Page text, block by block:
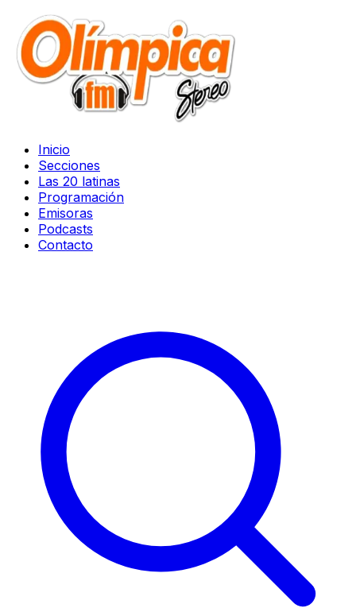
Inicio
Secciones
Las 20 latinas
Programación
Emisoras
Podcasts
Contacto